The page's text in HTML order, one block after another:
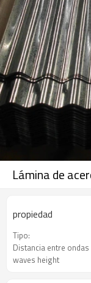
Lámina de
propiedad
Tipo:
Distancia entre ondas
waves height